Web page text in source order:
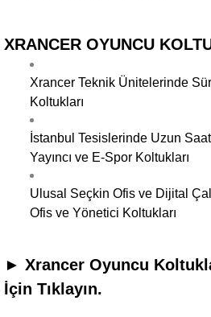
XRANCER OYUNCU
Xrancer Teknik Ünitelerinde
Koltukları
İstanbul Tesislerinde Uzun
Yayıncı ve E-Spor Koltukları
Ulusal Seçkin Ofis ve Dijital
Ofis ve Yönetici Koltukları
► Xrancer Oyuncu
İçin Tıklayın.